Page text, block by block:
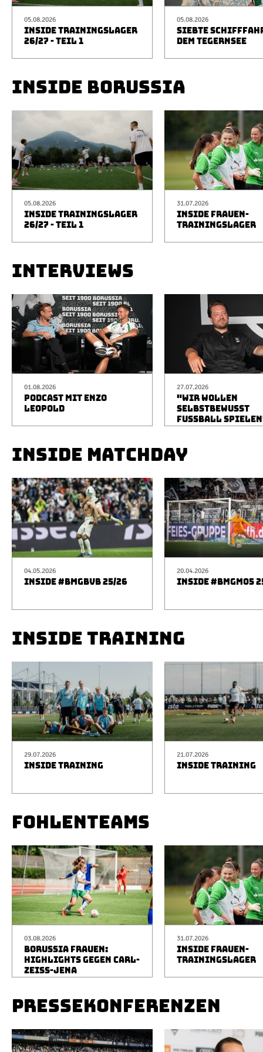
05.08.2026
INSIDE TRAININGSLAGER
26/27 - TEIL 1
05.08.2026
SIEBTE
DEM TEGERNSEE
INSIDE BORUSSIA
05.08.2026
INSIDE TRAININGSLAGER
26/27 - TEIL 1
31.07.2026
INSIDE FRAUEN-
TRAININGSLAGER
INTERVIEWS
01.08.2026
PODCAST MIT ENZO
LEOPOLD
27.07.2026
"WIR WOLLEN
SELBSTBEWUSST
FUSSBALL
INSIDE MATCHDAY
04.05.2026
INSIDE #BMGBVB 25/26
20.04.2026
INSIDE #BMGM05
INSIDE TRAINING
29.07.2026
INSIDE TRAINING
21.07.2026
INSIDE TRAINING
FOHLENTEAMS
03.08.2026
BORUSSIA FRAUEN:
HIGHLIGHTS GEGEN CARL-
ZEISS-JENA
31.07.2026
INSIDE FRAUEN-
TRAININGSLAGER
PRESSEKONFERENZEN